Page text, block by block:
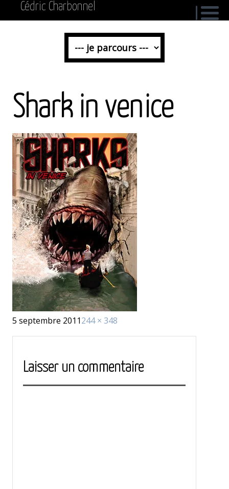
Cédric Charbonnel
Shark in venice
Publié
5 septembre 2011Taille
244 × 348
Laisser un commentaire